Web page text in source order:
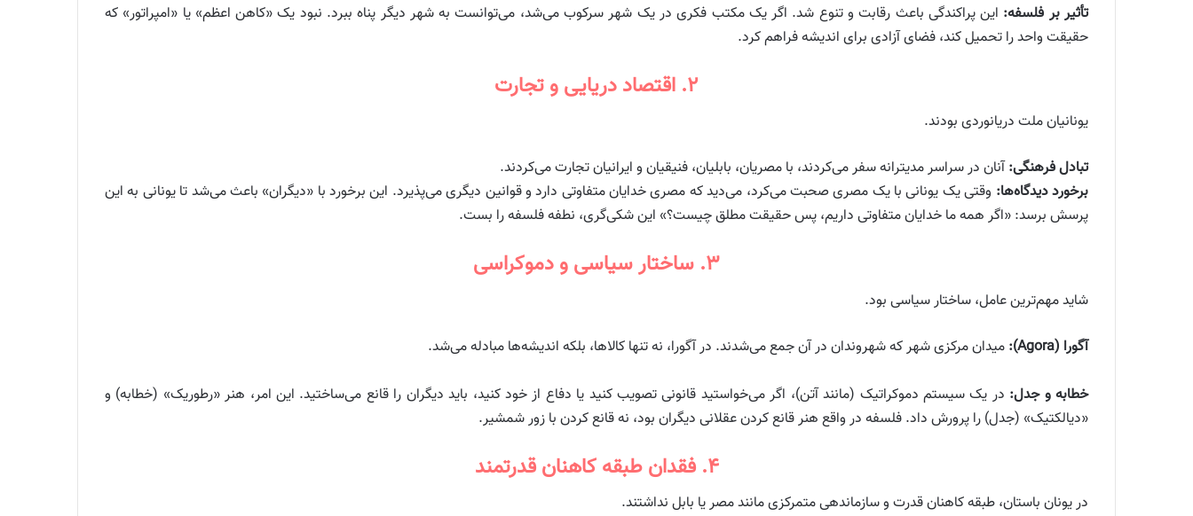
تأثیر بر فلسفه: این پراکندگی باعث رقابت و تنوع شد. اگر یک مکتب فکری در یک شهر سرکوب می‌شد، می‌توانست به شهر دیگر پناه ببرد. نبود یک «کاهن اعظم» یا «امپراتور» که
حقیقت واحد را تحمیل کند، فضای آزادی برای اندیشه فراهم کرد.
۲. اقتصاد دریایی و تجارت
یونانیان ملت دریانوردی بودند.
تبادل فرهنگی:آنان در سراسر مدیترانه سفر می‌کردند، با مصریان، بابلیان، فنیقیان و ایرانیان تجارت می‌کردند.
برخورد دیدگاه‌ها: وقتی یک یونانی با یک مصری صحبت می‌کرد، می‌دید که مصری خدایان متفاوتی دارد و قوانین دیگری می‌پذیرد. این برخورد با «دیگران» باعث می‌شد تا یونانی به این
پرسش برسد: «اگر همه ما خدایان متفاوتی داریم، پس حقیقت مطلق چیست؟» این شکی‌گری، نطفه فلسفه را بست.
۳. ساختار سیاسی و دموکراسی
شاید مهم‌ترین عامل، ساختار سیاسی بود.
آگورا (Agora): میدان مرکزی شهر که شهروندان در آن جمع می‌شدند. در آگورا، نه تنها کالاها، بلکه اندیشه‌ها مبادله می‌شد.
خطابه و جدل: در یک سیستم دموکراتیک (مانند آتن)، اگر می‌خواستید قانونی تصویب کنید یا دفاع از خود کنید، باید دیگران را قانع می‌ساختید. این امر، هنر «رطوریک» (خطابه) و
«دیالکتیک» (جدل) را پرورش داد. فلسفه در واقع هنر قانع کردن عقلانی دیگران بود، نه قانع کردن با زور شمشیر.
۴. فقدان طبقه کاهنان قدرتمند
در یونان باستان، طبقه کاهنان قدرت و سازماندهی متمرکزی مانند مصر یا بابل نداشتند.